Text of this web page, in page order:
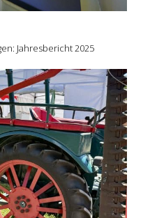
Jahresbericht 2025